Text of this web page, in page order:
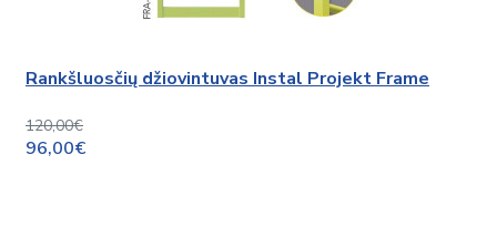
Rankšluosčių džiovintuvas Instal Projekt Frame
120,00€
96,00€